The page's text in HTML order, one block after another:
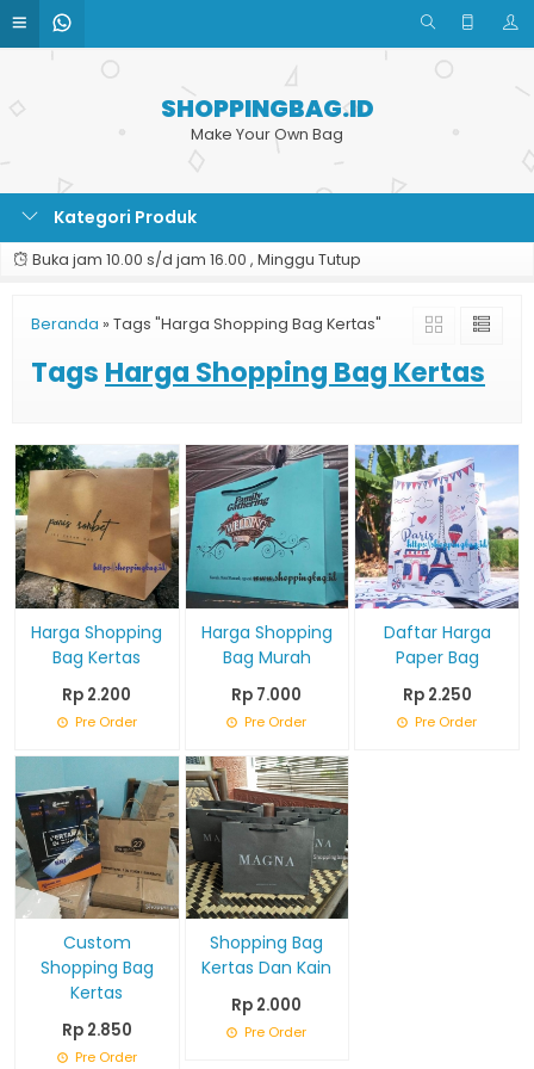
SHOPPINGBAG.ID
Make Your Own Bag
Kategori Produk
Buka jam 10.00 s/d jam 16.00 , Minggu Tutup
Beranda » Tags "Harga Shopping Bag Kertas"
Tags Harga Shopping Bag Kertas
Harga Shopping
Bag Kertas
Rp 2.200
Pre Order
Harga Shopping
Bag Murah
Rp 7.000
Pre Order
Daftar Harga
Paper Bag
Rp 2.250
Pre Order
Custom
Shopping Bag
Kertas
Rp 2.850
Pre Order
Shopping Bag
Kertas Dan Kain
Rp 2.000
Pre Order